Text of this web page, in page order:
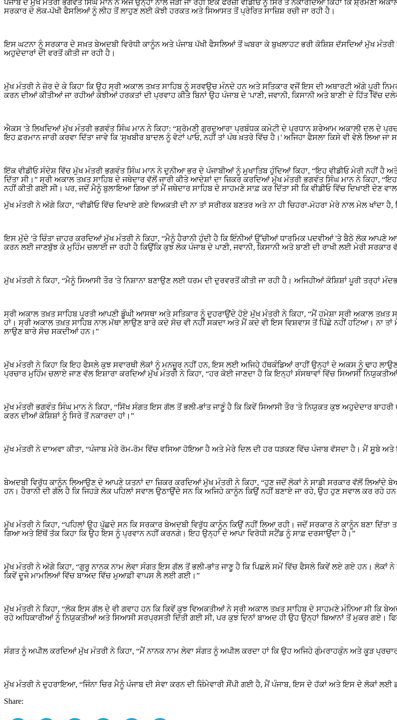
ਪੰਜਾਬ ਦੇ ਮੁੱਖ ਮੰਤਰੀ ਭਗਵੰਤ ਸਿੰਘ ਮਾਨ ਨੇ ਅੱਜ ਉਨ੍ਹਾਂ ਨਾਲ ਜੋੜੀ ਜਾ ਰਹੀ ਇੱਕ ਫਰਜ਼ੀ ਵੀਡੀਓ ਨੂੰ ਸਿਰੇ ਤੋਂ ਨਕਾਰਦਿਆਂ ਕਿਹਾ ਕਿ ਸ਼੍ਰੋਮਣੀ
ਸਰਕਾਰ ਦੇ ਲੋਕ-ਪੱਖੀ ਫੈਸਲਿਆਂ ਨੂੰ ਲੀਹ ਤੋਂ ਲਾਹੁਣ ਲਈ ਕੋਝੀ ਹਰਕਤ ਅਤੇ ਸਿਆਸਤ ਤੋਂ ਪ੍ਰੇਰਿਤ ਸਾਜ਼ਿਸ਼ ਰਚੀ ਜਾ ਰਹੀ ਹੈ।
ਇਸ ਘਟਨਾ ਨੂੰ ਸਰਕਾਰ ਦੇ ਸਖ਼ਤ ਬੇਅਦਬੀ ਵਿਰੋਧੀ ਕਾਨੂੰਨ ਅਤੇ ਪੰਜਾਬ ਪੱਖੀ ਫੈਸਲਿਆਂ ਤੋਂ ਘਬਰਾ ਕੇ ਬੁਖਲਾਹਟ ਭਰੀ ਕੋਸ਼ਿਸ਼ ਦੱਸਦਿਆਂ ਮੁੱਖ
ਅਹੁਦੇਦਾਰਾਂ ਦੀ ਵਰਤੋਂ ਕੀਤੀ ਜਾ ਰਹੀ ਹੈ।
ਮੁੱਖ ਮੰਤਰੀ ਨੇ ਜ਼ੋਰ ਦੇ ਕੇ ਕਿਹਾ ਕਿ ਉਹ ਸ੍ਰੀ ਅਕਾਲ ਤਖ਼ਤ ਸਾਹਿਬ ਨੂੰ ਸਰਵਉਚ ਮੰਨਦੇ ਹਨ ਅਤੇ ਸਤਿਕਾਰ ਵਜੋਂ ਇਸ ਦੀ ਅਥਾਰਟੀ ਅੱਗੇ ਪੂਰੀ
ਕਰਨ ਦੀਆਂ ਕੀਤੀਆਂ ਜਾ ਰਹੀਆਂ ਕੋਝੀਆਂ ਹਰਕਤਾਂ ਦੀ ਪ੍ਰਵਾਹ ਕੀਤੇ ਬਿਨਾਂ ਉਹ ਪੰਜਾਬ ਦੇ 'ਪਾਣੀ, ਜਵਾਨੀ, ਕਿਸਾਨੀ ਅਤੇ ਬਾਣੀ' ਦੇ ਹਿੱਤ ਵਿੱਚ
ਐਕਸ 'ਤੇ ਲਿਖਦਿਆਂ ਮੁੱਖ ਮੰਤਰੀ ਭਗਵੰਤ ਸਿੰਘ ਮਾਨ ਨੇ ਕਿਹਾ: “ਸ਼੍ਰੋਮਣੀ ਗੁਰਦੁਆਰਾ ਪ੍ਰਬੰਧਕ ਕਮੇਟੀ ਦੇ ਪ੍ਰਧਾਨ ਸ਼ਰੇਆਮ ਅਕਾਲੀ ਦਲ ਦੇ
ਇਹ ਫ਼ਰਮਾਨ ਜਾਰੀ ਕਰਵਾ ਦਿੱਤਾ ਜਾਵੇ ਕਿ 'ਸੁਖਬੀਰ ਬਾਦਲ ਨੂੰ ਵੋਟਾਂ ਪਾਓ, ਨਹੀਂ ਤਾਂ ਪੰਥ ਖ਼ਤਰੇ ਵਿੱਚ ਹੈ।' ਅਜਿਹਾ ਫੈਸਲਾ ਕਿਸੇ ਵੀ ਵੇਲੇ ਲਿਆ ਜਾ
ਇੱਕ ਵੀਡੀਓ ਸੰਦੇਸ਼ ਵਿੱਚ ਮੁੱਖ ਮੰਤਰੀ ਭਗਵੰਤ ਸਿੰਘ ਮਾਨ ਨੇ ਦੁਨੀਆ ਭਰ ਦੇ ਪੰਜਾਬੀਆਂ ਨੂੰ ਮੁਖਾਤਿਬ ਹੁੰਦਿਆਂ ਕਿਹਾ, “ਇਹ ਵੀਡੀਓ ਮੇਰੀ ਨਹੀਂ ਹੈ
ਦਿੱਤਾ ਸੀ।” ਸ੍ਰੀ ਅਕਾਲ ਤਖ਼ਤ ਸਾਹਿਬ ਦੇ ਜਥੇਦਾਰ ਵੱਲੋਂ ਜਾਰੀ ਕੀਤੇ ਆਦੇਸ਼ਾਂ ਦਾ ਜ਼ਿਕਰ ਕਰਦਿਆਂ ਮੁੱਖ ਮੰਤਰੀ ਭਗਵੰਤ ਸਿੰਘ ਮਾਨ ਨੇ
ਨਹੀਂ ਕੀਤੀ ਗਈ ਸੀ। ਪਰ, ਜਦੋਂ ਮੈਨੂੰ ਬੁਲਾਇਆ ਗਿਆ ਤਾਂ ਮੈਂ ਜਥੇਦਾਰ ਸਾਹਿਬ ਦੇ ਸਾਹਮਣੇ ਸਾਫ਼ ਕਰ ਦਿੱਤਾ ਸੀ ਕਿ ਵੀਡੀਓ ਵਿੱਚ ਦਿਖਾਈ ਦੇਣ
ਮੁੱਖ ਮੰਤਰੀ ਨੇ ਅੱਗੇ ਕਿਹਾ, “ਵੀਡੀਓ ਵਿੱਚ ਦਿਖਾਏ ਗਏ ਵਿਅਕਤੀ ਦੀ ਨਾ ਤਾਂ ਸਰੀਰਕ ਬਣਤਰ ਅਤੇ ਨਾ ਹੀ ਚਿਹਰਾ-ਮੋਹਰਾ ਮੇਰੇ ਨਾਲ ਮੇਲ ਖਾਂਦਾ
ਇਸ ਮੁੱਦੇ 'ਤੇ ਚਿੰਤਾ ਜ਼ਾਹਰ ਕਰਦਿਆਂ ਮੁੱਖ ਮੰਤਰੀ ਨੇ ਕਿਹਾ, “ਮੈਨੂੰ ਹੈਰਾਨੀ ਹੁੰਦੀ ਹੈ ਕਿ ਇੰਨੀਆਂ ਉੱਚੀਆਂ ਧਾਰਮਿਕ ਪਦਵੀਆਂ 'ਤੇ ਬੈਠੇ ਲੋਕ
ਕਰਨ ਲਈ ਜਾਣਬੁੱਝ ਕੇ ਮੁਹਿੰਮ ਚਲਾਈ ਜਾ ਰਹੀ ਹੈ ਕਿਉਂਕਿ ਕੁਝ ਲੋਕ ਪੰਜਾਬ ਦੇ ਪਾਣੀ, ਜਵਾਨੀ, ਕਿਸਾਨੀ ਅਤੇ ਬਾਣੀ ਦੀ ਰਾਖੀ ਲਈ ਮੇਰੀ
ਮੁੱਖ ਮੰਤਰੀ ਨੇ ਕਿਹਾ, “ਮੈਨੂੰ ਸਿਆਸੀ ਤੌਰ 'ਤੇ ਨਿਸ਼ਾਨਾ ਬਣਾਉਣ ਲਈ ਧਰਮ ਦੀ ਦੁਰਵਰਤੋਂ ਕੀਤੀ ਜਾ ਰਹੀ ਹੈ। ਅਜਿਹੀਆਂ ਕੋਸ਼ਿਸ਼ਾਂ ਪੂਰੀ ਤਰ੍ਹਾਂ
ਸ੍ਰੀ ਅਕਾਲ ਤਖ਼ਤ ਸਾਹਿਬ ਪ੍ਰਤੀ ਆਪਣੀ ਡੂੰਘੀ ਆਸਥਾ ਅਤੇ ਸਤਿਕਾਰ ਨੂੰ ਦੁਹਰਾਉਂਦੇ ਹੋਏ ਮੁੱਖ ਮੰਤਰੀ ਨੇ ਕਿਹਾ, “ਮੈਂ ਹਮੇਸ਼ਾ ਸ੍ਰੀ ਅਕਾਲ
ਹਾਂ। ਸ੍ਰੀ ਅਕਾਲ ਤਖ਼ਤ ਸਾਹਿਬ ਨਾਲ ਮੱਥਾ ਲਾਉਣ ਬਾਰੇ ਕਦੇ ਸੋਚ ਵੀ ਨਹੀਂ ਸਕਦਾ ਅਤੇ ਮੈਂ ਕਦੇ ਵੀ ਇਸ ਵਿਸ਼ਵਾਸ ਤੋਂ ਪਿੱਛੇ ਨਹੀਂ ਹਟਿਆ। ਨਾ
ਲਾਉਣ ਬਾਰੇ ਸੋਚ ਸਕਦੀਆਂ ਹਨ।”
ਮੁੱਖ ਮੰਤਰੀ ਨੇ ਕਿਹਾ ਕਿ ਇਹ ਫੈਸਲੇ ਕੁਝ ਸਵਾਰਥੀ ਲੋਕਾਂ ਨੂੰ ਮਨਜ਼ੂਰ ਨਹੀਂ ਹਨ, ਇਸ ਲਈ ਅਜਿਹੇ ਹੱਥਕੰਡਿਆਂ ਰਾਹੀਂ ਉਨ੍ਹਾਂ ਦੇ ਅਕਸ ਨੂੰ ਢਾਹ
ਪ੍ਰਚਾਰ ਮੁਹਿੰਮ ਚਲਾਏ ਜਾਣ ਵੱਲ ਇਸ਼ਾਰਾ ਕਰਦਿਆਂ ਮੁੱਖ ਮੰਤਰੀ ਨੇ ਕਿਹਾ, “ਹਰ ਕੋਈ ਜਾਣਦਾ ਹੈ ਕਿ ਇਨ੍ਹਾਂ ਸੰਸਥਾਵਾਂ ਵਿੱਚ ਸਿਆਸੀ
ਮੁੱਖ ਮੰਤਰੀ ਭਗਵੰਤ ਸਿੰਘ ਮਾਨ ਨੇ ਕਿਹਾ, “ਸਿੱਖ ਸੰਗਤ ਇਸ ਗੱਲ ਤੋਂ ਭਲੀ-ਭਾਂਤ ਜਾਣੂੰ ਹੈ ਕਿ ਕਿਵੇਂ ਸਿਆਸੀ ਤੌਰ 'ਤੇ ਨਿਯੁਕਤ ਕੁਝ ਅਹੁਦੇਦਾਰ
ਕਰਨ ਦੀਆਂ ਕੋਸ਼ਿਸ਼ਾਂ ਨੂੰ ਸਿਰੇ ਤੋਂ ਨਕਾਰਦਾ ਹਾਂ।”
ਮੁੱਖ ਮੰਤਰੀ ਨੇ ਦਾਅਵਾ ਕੀਤਾ, “ਪੰਜਾਬ ਮੇਰੇ ਰੋਮ-ਰੋਮ ਵਿੱਚ ਵਸਿਆ ਹੋਇਆ ਹੈ ਅਤੇ ਮੇਰੇ ਦਿਲ ਦੀ ਹਰ ਧੜਕਣ ਵਿੱਚ ਪੰਜਾਬ ਵੱਸਦਾ ਹੈ। ਮੈਂ ਸੂਬੇ ਅਤੇ
ਬੇਅਦਬੀ ਵਿਰੁੱਧ ਕਾਨੂੰਨ ਲਿਆਉਣ ਦੇ ਆਪਣੇ ਯਤਨਾਂ ਦਾ ਜ਼ਿਕਰ ਕਰਦਿਆਂ ਮੁੱਖ ਮੰਤਰੀ ਨੇ ਕਿਹਾ, “ਹੁਣ ਜਦੋਂ ਲੋਕਾਂ ਨੇ ਸਾਡੀ ਸਰਕਾਰ ਵੱਲੋਂ ਲਿਆਂਦੇ
ਹਨ। ਹੈਰਾਨੀ ਦੀ ਗੱਲ ਹੈ ਕਿ ਜਿਹੜੇ ਲੋਕ ਪਹਿਲਾਂ ਸਵਾਲ ਉਠਾਉਂਦੇ ਸਨ ਕਿ ਅਜਿਹੇ ਕਾਨੂੰਨ ਕਿਉਂ ਨਹੀਂ ਬਣਾਏ ਜਾ ਰਹੇ, ਉਹ ਹੁਣ ਸਵਾਲ ਕਰ ਰਹੇ
ਮੁੱਖ ਮੰਤਰੀ ਨੇ ਕਿਹਾ, “ਪਹਿਲਾਂ ਉਹ ਪੁੱਛਦੇ ਸਨ ਕਿ ਸਰਕਾਰ ਬੇਅਦਬੀ ਵਿਰੁੱਧ ਕਾਨੂੰਨ ਕਿਉਂ ਨਹੀਂ ਲਿਆ ਰਹੀ। ਜਦੋਂ ਸਰਕਾਰ ਨੇ ਕਾਨੂੰਨ ਬਣਾ
ਗਿਆ ਅਤੇ ਇੱਥੋਂ ਤੱਕ ਕਿਹਾ ਕਿ ਉਹ ਇਸ ਨੂੰ ਪ੍ਰਵਾਨ ਨਹੀਂ ਕਰਨਗੇ। ਇਹ ਉਨ੍ਹਾਂ ਦੇ ਆਪਾ ਵਿਰੋਧੀ ਸਟੈਂਡ ਨੂੰ ਸਾਫ਼ ਦਰਸਾਉਂਦਾ ਹੈ।”
ਮੁੱਖ ਮੰਤਰੀ ਨੇ ਅੱਗੇ ਕਿਹਾ, “ਗੁਰੂ ਨਾਨਕ ਨਾਮ ਲੇਵਾ ਸੰਗਤ ਇਸ ਗੱਲ ਤੋਂ ਭਲੀ-ਭਾਂਤ ਜਾਣੂ ਹੈ ਕਿ ਪਿਛਲੇ ਸਮੇਂ ਵਿੱਚ ਫੈਸਲੇ ਕਿਵੇਂ ਲਏ ਗਏ ਹਨ।
ਕਿਵੇਂ ਦੂਜੇ ਮਾਮਲਿਆਂ ਵਿੱਚ ਬਾਅਦ ਵਿੱਚ ਮੁਆਫ਼ੀ ਵਾਪਸ ਲੈ ਲਈ ਗਈ।”
ਮੁੱਖ ਮੰਤਰੀ ਨੇ ਕਿਹਾ, “ਲੋਕ ਇਸ ਗੱਲ ਦੇ ਵੀ ਗਵਾਹ ਹਨ ਕਿ ਕਿਵੇਂ ਕੁਝ ਵਿਅਕਤੀਆਂ ਨੇ ਸ੍ਰੀ ਅਕਾਲ ਤਖ਼ਤ ਸਾਹਿਬ ਦੇ ਸਾਹਮਣੇ ਮੰਨਿਆ ਸੀ ਕਿ
ਰਹੇ ਅਧਿਕਾਰੀਆਂ ਨੂੰ ਨਿਯੁਕਤੀਆਂ ਅਤੇ ਸਿਆਸੀ ਸਰਪ੍ਰਸਤੀ ਦਿੱਤੀ ਗਈ ਸੀ, ਪਰ ਕੁਝ ਦਿਨਾਂ ਬਾਅਦ ਹੀ ਉਹ ਉਨ੍ਹਾਂ ਬਿਆਨਾਂ ਤੋਂ ਮੁਕਰ ਗਏ।
ਸੰਗਤ ਨੂੰ ਅਪੀਲ ਕਰਦਿਆਂ ਮੁੱਖ ਮੰਤਰੀ ਨੇ ਕਿਹਾ, “ਮੈਂ ਨਾਨਕ ਨਾਮ ਲੇਵਾ ਸੰਗਤ ਨੂੰ ਅਪੀਲ ਕਰਦਾ ਹਾਂ ਕਿ ਉਹ ਅਜਿਹੇ ਗੁੰਮਰਾਹਕੁੰਨ ਅਤੇ ਕੂੜ
ਮੁੱਖ ਮੰਤਰੀ ਨੇ ਦੁਹਰਾਇਆ, “ਜਿੰਨਾ ਚਿਰ ਮੈਨੂੰ ਪੰਜਾਬ ਦੀ ਸੇਵਾ ਕਰਨ ਦੀ ਜ਼ਿੰਮੇਵਾਰੀ ਸੌਂਪੀ ਗਈ ਹੈ, ਮੈਂ ਪੰਜਾਬ, ਇਸ ਦੇ ਹੱਕਾਂ ਅਤੇ ਇਸ ਦੇ ਲੋਕਾਂ ਲਈ
Share: